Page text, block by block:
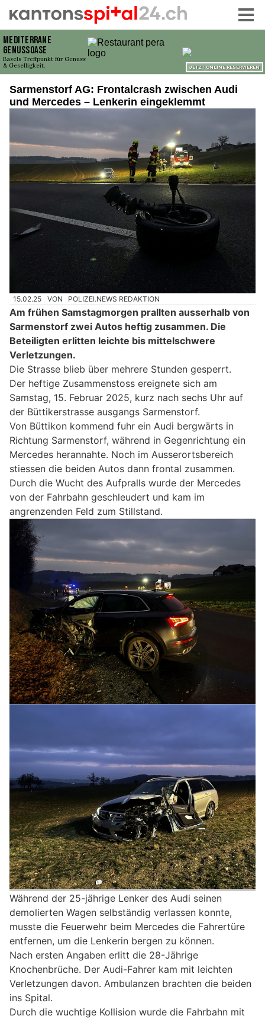
Sarmenstorf AG: Frontalcrash zwischen Audi
und Mercedes – Lenkerin eingeklemmt
15.02.25 VON POLIZEI.NEWS REDAKTION
Am frühen Samstagmorgen prallten ausserhalb von
Sarmenstorf zwei Autos heftig zusammen. Die
Beteiligten erlitten leichte bis mittelschwere
Verletzungen.
Die Strasse blieb über mehrere Stunden gesperrt.
Der heftige Zusammenstoss ereignete sich am
Samstag, 15. Februar 2025, kurz nach sechs Uhr auf
der Büttikerstrasse ausgangs Sarmenstorf.
Von Büttikon kommend fuhr ein Audi bergwärts in
Richtung Sarmenstorf, während in Gegenrichtung ein
Mercedes herannahte. Noch im Ausserortsbereich
stiessen die beiden Autos dann frontal zusammen.
Durch die Wucht des Aufpralls wurde der Mercedes
von der Fahrbahn geschleudert und kam im
angrenzenden Feld zum Stillstand.
Während der 25-jährige Lenker des Audi seinen
demolierten Wagen selbständig verlassen konnte,
musste die Feuerwehr beim Mercedes die Fahrertüre
entfernen, um die Lenkerin bergen zu können.
Nach ersten Angaben erlitt die 28-Jährige
Knochenbrüche. Der Audi-Fahrer kam mit leichten
Verletzungen davon. Ambulanzen brachten die beiden
ins Spital.
Durch die wuchtige Kollision wurde die Fahrbahn mit